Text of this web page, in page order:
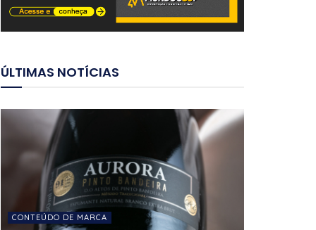
ÚLTIMAS NOTÍCIAS
CONTEÚDO DE MARCA